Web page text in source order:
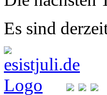
Es sind